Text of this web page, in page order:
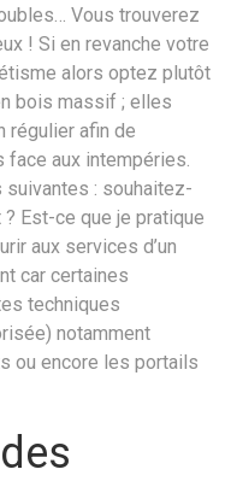
Vous trouverez
! Si en revanche votre
alors optez plutôt
bois massif ; elles
régulier afin de
aux intempéries.
: souhaitez-
Est-ce que je pratique
aux services d’un
car certaines
techniques
notamment
ou encore les portails